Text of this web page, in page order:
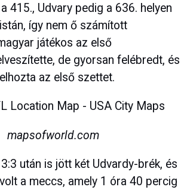
415., Udvary pedig a 636. helyen
így nem ő számított
játékos az első
de gyorsan felébredt, és
az első szettet.
mapsofworld.com
után is jött két Udvardy-brék, és
a meccs, amely 1 óra 40 percig